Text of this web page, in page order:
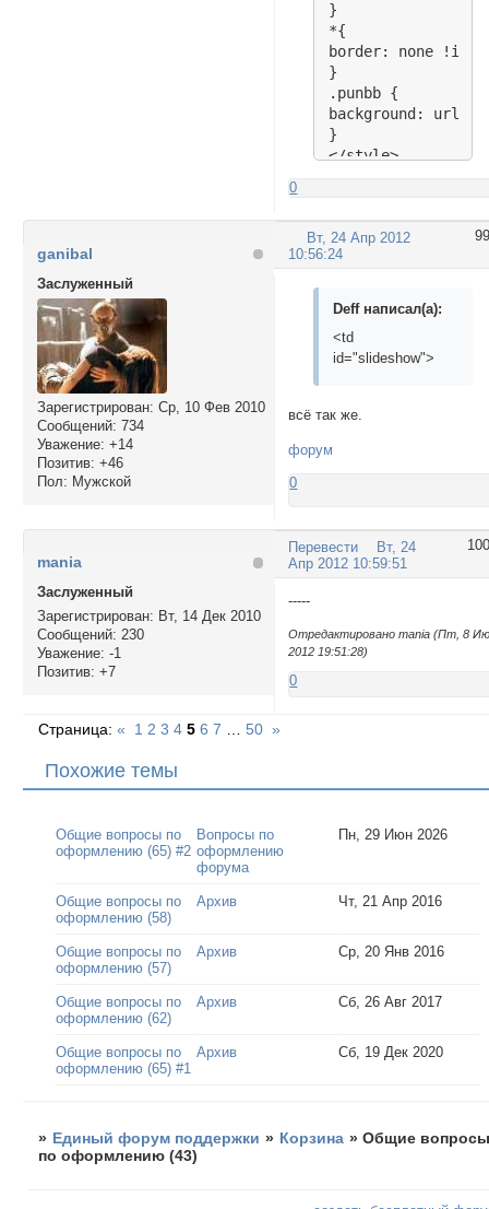
}
*{
border: none
}
.punbb {
background:
}
</style>
#pun-title table,
height: 787px
}
<style>
#pun-main #pun-
width: 414px;
}
width: 414px;
}
#pun-main #pun-
width: 414px;
}
width: 414px;
background:
width: 414px;
background:
width: 414px;
0
99
Вт, 24 Апр 2012
10:56:24
ganibal
Заслуженный
Зарегистрирован: Ср, 10 Фев 2010
Сообщений: 734
Уважение: +14
Позитив: +46
Пол: Мужской
Deff написал(а):
<td
id="slideshow">
всё так же.
форум
0
Перевести 100
Вт, 24
Апр 2012 10:59:51
mania
Заслуженный
Зарегистрирован: Вт, 14 Дек 2010
Сообщений: 230
Уважение: -1
Позитив: +7
-----
Отредактировано mania (Пт, 8
2012 19:51:28)
0
Страница:« 1 2 3 4 5 6 7 … 50 »
Похожие темы
Общие вопросы по
оформлению (65) #2
Вопросы по
оформлению
форума
Пн, 29 Июн 2026
Общие вопросы по
оформлению (58)
Архив Чт, 21 Апр 2016
Общие вопросы по
оформлению (57)
Архив Ср, 20 Янв 2016
Общие вопросы по
оформлению (62)
Архив Сб, 26 Авг 2017
Общие вопросы по
оформлению (65) #1
Архив Сб, 19 Дек 2020
» Единый форум поддержки » Корзина »Общие
по оформлению (43)